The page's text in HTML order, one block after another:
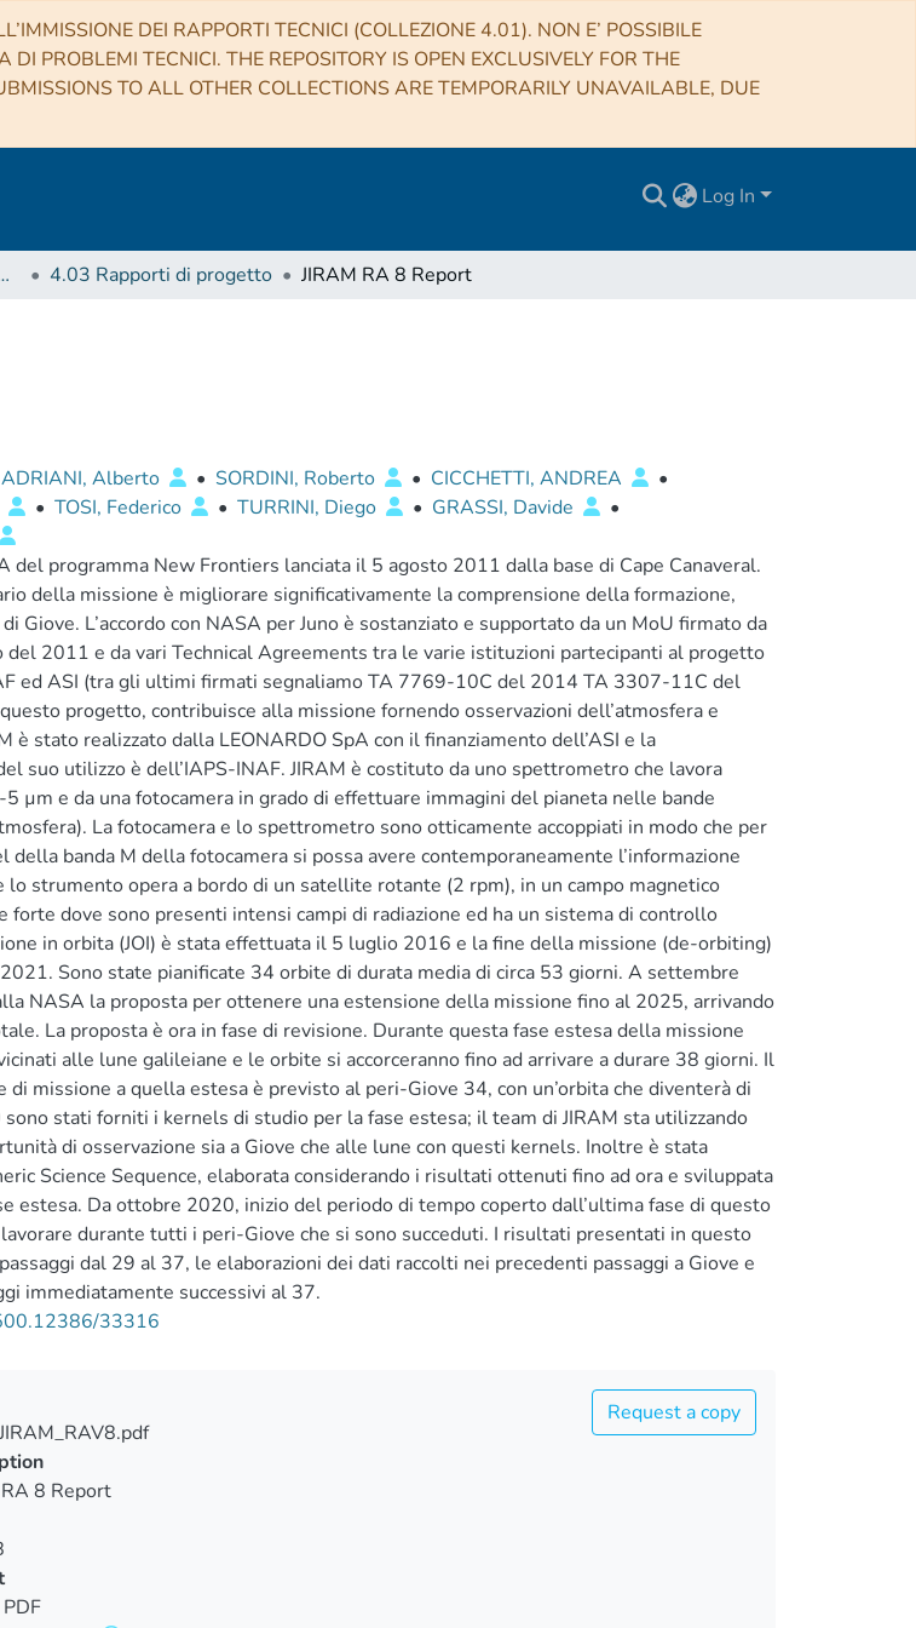
DEI RAPPORTI TECNICI (COLLEZIONE 4.01). NON E’ POSSIBILE
PROBLEMI TECNICI. THE REPOSITORY IS OPEN EXCLUSIVELY FOR THE
TO ALL OTHER COLLECTIONS ARE TEMPORARILY UNAVAILABLE, DUE
Log In
(Other scientific products) 4.03 Rapporti di progetto JIRAM RA 8 Report
ADRIANI, Alberto • SORDINI, Roberto • CICCHETTI, ANDREA
•
• TOSI, Federico • TURRINI, Diego • GRASSI, Davide
•
del programma New Frontiers lanciata il 5 agosto 2011 dalla base di Cape Canaveral.
della missione è migliorare significativamente la comprensione della formazione,
Giove. L’accordo con NASA per Juno è sostanziato e supportato da un MoU firmato da
2011 e da vari Technical Agreements tra le varie istituzioni partecipanti al progetto
ed ASI (tra gli ultimi firmati segnaliamo TA 7769-10C del 2014 TA 3307-11C del
progetto, contribuisce alla missione fornendo osservazioni dell’atmosfera e
è stato realizzato dalla LEONARDO SpA con il finanziamento dell’ASI e la
suo utilizzo è dell’IAPS-INAF. JIRAM è costituto da uno spettrometro che lavora
µm e da una fotocamera in grado di effettuare immagini del pianeta nelle bande
La fotocamera e lo spettrometro sono otticamente accoppiati in modo che per
della banda M della fotocamera si possa avere contemporaneamente l’informazione
lo strumento opera a bordo di un satellite rotante (2 rpm), in un campo magnetico
forte dove sono presenti intensi campi di radiazione ed ha un sistema di controllo
in orbita (JOI) è stata effettuata il 5 luglio 2016 e la fine della missione (de-orbiting)
Sono state pianificate 34 orbite di durata media di circa 53 giorni. A settembre
NASA la proposta per ottenere una estensione della missione fino al 2025, arrivando
La proposta è ora in fase di revisione. Durante questa fase estesa della missione
alle lune galileiane e le orbite si accorceranno fino ad arrivare a durare 38 giorni. Il
di missione a quella estesa è previsto al peri-Giove 34, con un’orbita che diventerà di
stati forniti i kernels di studio per la fase estesa; il team di JIRAM sta utilizzando
di osservazione sia a Giove che alle lune con questi kernels. Inoltre è stata
Science Sequence, elaborata considerando i risultati ottenuti fino ad ora e sviluppata
estesa. Da ottobre 2020, inizio del periodo di tempo coperto dall’ultima fase di questo
lavorare durante tutti i peri-Giove che si sono succeduti. I risultati presentati in questo
dal 29 al 37, le elaborazioni dei dati raccolti nei precedenti passaggi a Giove e
immediatamente successivi al 37.
33316
Request a copy
8 Report